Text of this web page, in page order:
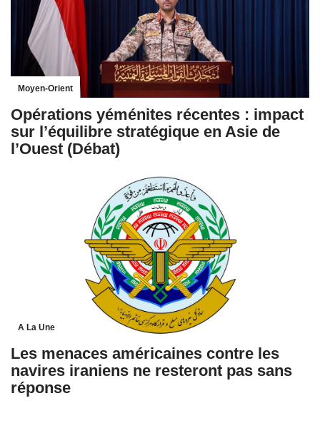
Moyen-Orient
Opérations yéménites récentes : impact
sur l’équilibre stratégique en Asie de
l’Ouest (Débat)
A La Une
Les menaces américaines contre les
navires iraniens ne resteront pas sans
réponse